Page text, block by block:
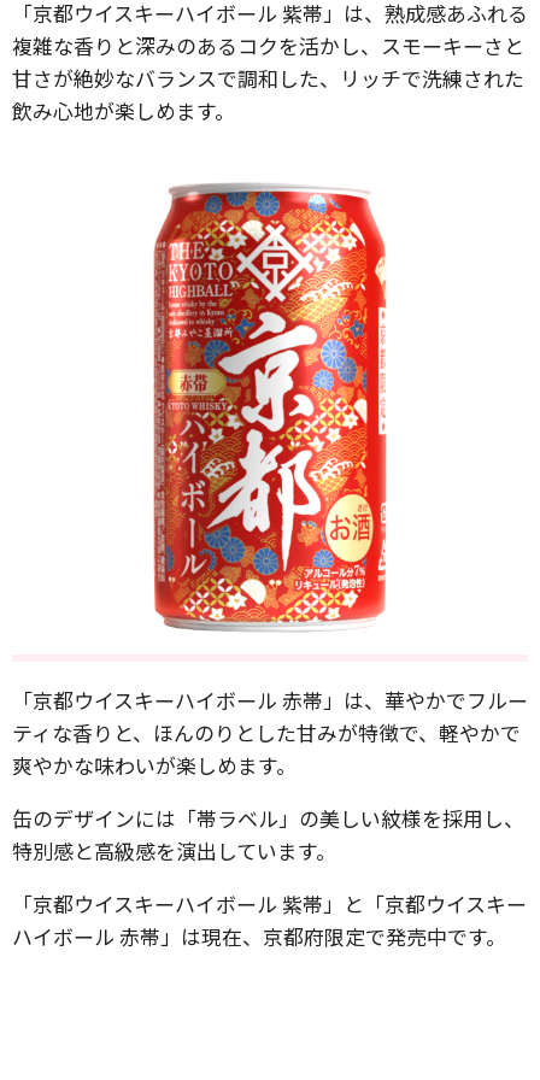
「京都ウイスキーハイボール 紫帯」は、熟成感あふれる
複雑な香りと深みのあるコクを活かし、スモーキーさと
甘さが絶妙なバランスで調和した、リッチで洗練された
飲み心地が楽しめます。
「京都ウイスキーハイボール 赤帯」は、華やかでフルー
ティな香りと、ほんのりとした甘みが特徴で、軽やかで
爽やかな味わいが楽しめます。
缶のデザインには「帯ラベル」の美しい紋様を採用し、
特別感と高級感を演出しています。
「京都ウイスキーハイボール 紫帯」と「京都ウイスキー
ハイボール 赤帯」は現在、京都府限定で発売中です。